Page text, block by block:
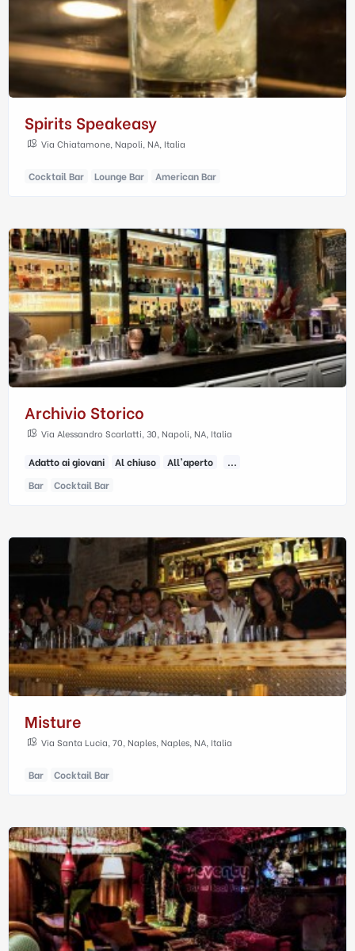
Spirits Speakeasy
Via Chiatamone, Napoli, NA, Italia
Cocktail Bar Lounge Bar American Bar
Archivio Storico
Via Alessandro Scarlatti, 30, Napoli, NA, Italia
Adatto ai giovani Al chiuso All'aperto
...
Bar
Cocktail Bar
Misture
Via Santa Lucia, 70, Naples, Naples, NA, Italia
Bar Cocktail Bar